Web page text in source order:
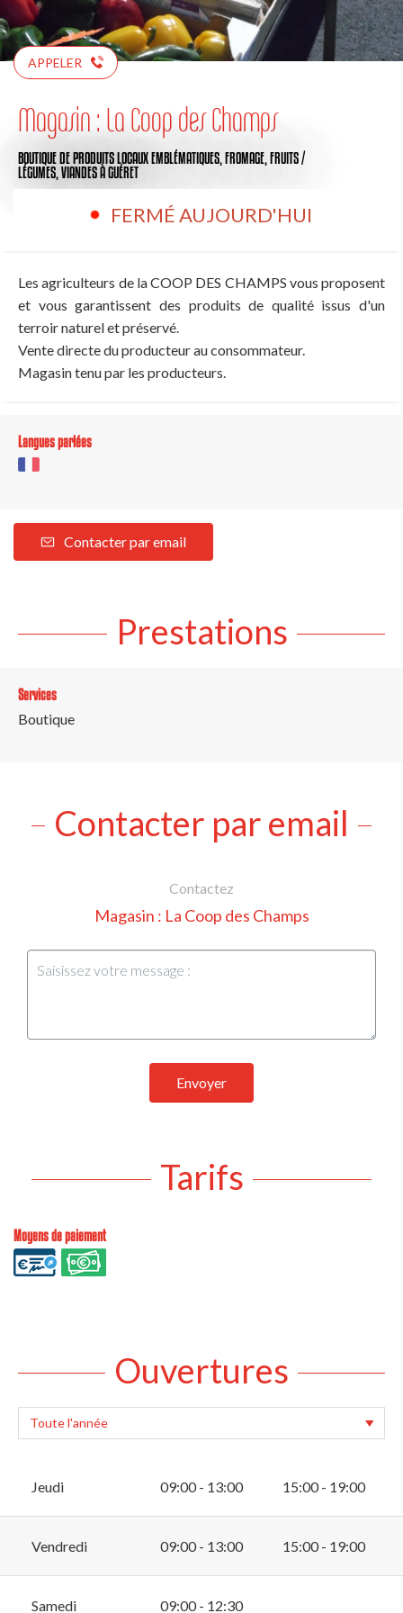
APPELER
Magasin : La Coop des Champs
BOUTIQUE DE PRODUITS LOCAUX EMBLÉMATIQUES, FROMAGE, FRUITS /
LÉGUMES, VIANDESÀ GUÉRET
FERMÉ AUJOURD'HUI
Les agriculteurs de la COOP DES CHAMPS vous proposent
et vous garantissent des produits de qualité issus d'un
terroir naturel et préservé.
Vente directe du producteur au consommateur.
Magasin tenu par les producteurs.
Langues parlées
Contacter par email
Prestations
Services
Boutique
Contacter par email
Contactez
Magasin : La Coop des Champs
Envoyer
Tarifs
Moyens de paiement
Ouvertures
Jeudi 09:00 - 13:00 15:00 - 19:00
Vendredi 09:00 - 13:00 15:00 - 19:00
Samedi 09:00 - 12:30